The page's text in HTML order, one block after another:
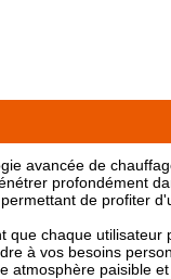
avancée de
profondément
de profiter
que chaque utilisateur
à vos besoins
atmosphère paisible